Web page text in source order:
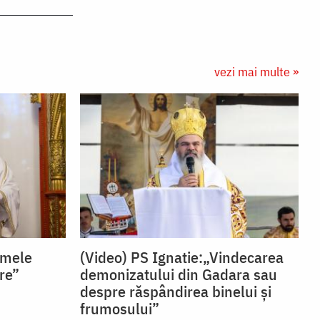
vezi mai multe »
(Video) PS Ignatie:„Vindecarea
demonizatului din Gadara sau
despre răspândirea binelui și
frumosului”